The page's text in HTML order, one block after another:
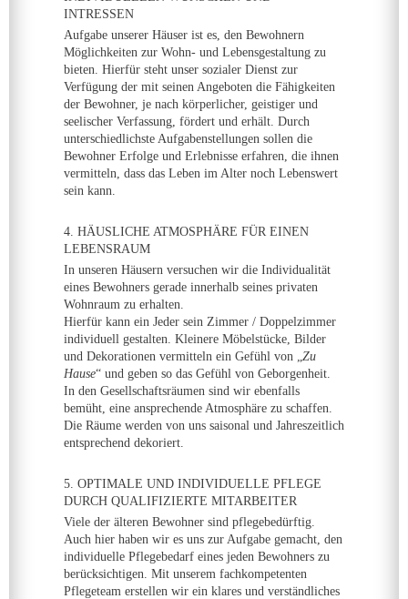
INTRESSEN
Aufgabe unserer Häuser ist es, den Bewohnern
Möglichkeiten zur Wohn- und Lebensgestaltung zu
bieten. Hierfür steht unser sozialer Dienst zur
Verfügung der mit seinen Angeboten die Fähigkeiten
der Bewohner, je nach körperlicher, geistiger und
seelischer Verfassung, fördert und erhält. Durch
unterschiedlichste Aufgabenstellungen sollen die
Bewohner Erfolge und Erlebnisse erfahren, die ihnen
vermitteln, dass das Leben im Alter noch Lebenswert
sein kann.
4. HÄUSLICHE ATMOSPHÄRE FÜR EINEN
LEBENSRAUM
In unseren Häusern versuchen wir die Individualität
eines Bewohners gerade innerhalb seines privaten
Wohnraum zu erhalten.
Hierfür kann ein Jeder sein Zimmer / Doppelzimmer
individuell gestalten. Kleinere Möbelstücke, Bilder
und Dekorationen vermitteln ein Gefühl von „Zu
Hause“ und geben so das Gefühl von Geborgenheit.
In den Gesellschaftsräumen sind wir ebenfalls
bemüht, eine ansprechende Atmosphäre zu schaffen.
Die Räume werden von uns saisonal und Jahreszeitlich
entsprechend dekoriert.
5. OPTIMALE UND INDIVIDUELLE PFLEGE
DURCH QUALIFIZIERTE MITARBEITER
Viele der älteren Bewohner sind pflegebedürftig.
Auch hier haben wir es uns zur Aufgabe gemacht, den
individuelle Pflegebedarf eines jeden Bewohners zu
berücksichtigen. Mit unserem fachkompetenten
Pflegeteam erstellen wir ein klares und verständliches